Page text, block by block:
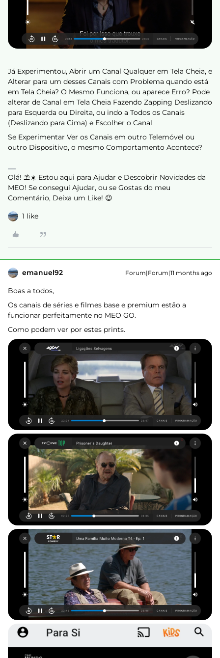
Já Experimentou, Abrir um Canal Qualquer em Tela Cheia, e
Alterar para um desses Canais com Problema quando está
em Tela Cheia? O Mesmo Funciona, ou aparece Erro? Pode
alterar de Canal em Tela Cheia Fazendo Zapping Deslizando
para Esquerda ou Direita, ou indo a Todos os Canais
(Deslizando para Cima) e Escolher o Canal
Se Experimentar Ver os Canais em outro Telemóvel ou
outro Dispositivo, o mesmo Comportamento Acontece?
Olá! ⛱️☀️ Estou aqui para Ajudar e Descobrir Novidades da
MEO! Se consegui Ajudar, ou se Gostas do meu
Comentário, Deixa um Like! 😉
1 like
emanuel92 Forum|Forum|11 months ago
Boas a todos,
Os canais de séries e filmes base e premium estão a
funcionar perfeitamente no MEO GO.
Como podem ver por estes prints.